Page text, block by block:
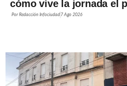
cómo vive la jornada el
PorRedacción Infociudad 7 Ago 2026